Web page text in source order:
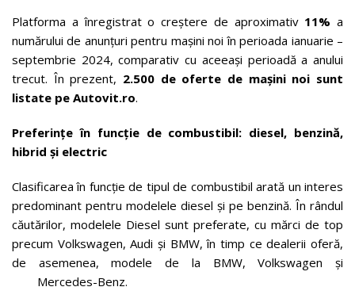
Platforma a înregistrat o creștere de aproximativ 11% a
numărului de anunțuri pentru mașini noi în perioada ianuarie –
septembrie 2024, comparativ cu aceeași perioadă a anului
trecut. În prezent, 2.500 de oferte de mașini noi sunt
listate pe Autovit.ro.
Preferințe în funcție de combustibil: diesel, benzină,
hibrid și electric
Clasificarea în funcție de tipul de combustibil arată un interes
predominant pentru modelele diesel și pe benzină. În rândul
căutărilor, modelele Diesel sunt preferate, cu mărci de top
precum Volkswagen, Audi și BMW, în timp ce dealerii oferă,
de asemenea, modele de la BMW, Volkswagen și
Mercedes-Benz.